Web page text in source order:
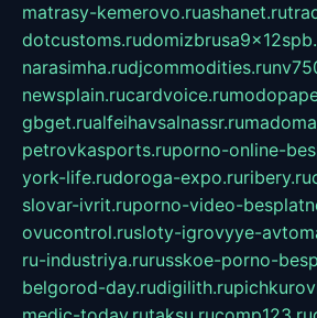
matrasy-kemerovo.ruashanet.ru
dotcustoms.ru
narasimha.rudjcommodities.ru
newsplain.rucardvoice.ru
gbget.rualfeihavsalnassr.ru
petrovkasports.ruporno-online-
york-life.rudoroga-expo.ruribery.ru
slovar-ivrit.ruporno-video-
ovucontrol.rusloty-igrovyye-
ru-industriya.rurusskoe-porno-
belgorod-day.rudigilith.ru